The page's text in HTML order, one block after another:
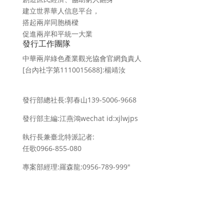
建立世界華人信息平台，
搭起兩岸同胞橋樑
促進兩岸和平統一大業
發行工作團隊
中華兩岸綠色產業觀光協會官網負責人
[台內社字第1110015688]:楊靖汝
發行部總社長:郭春山139-5006-9668
發行部主編:江燕鴻wechat id:xjlwjps
執行長兼臺北特派記者:
任歌0966-855-080
專案部經理:羅森龍:0956-789-999″